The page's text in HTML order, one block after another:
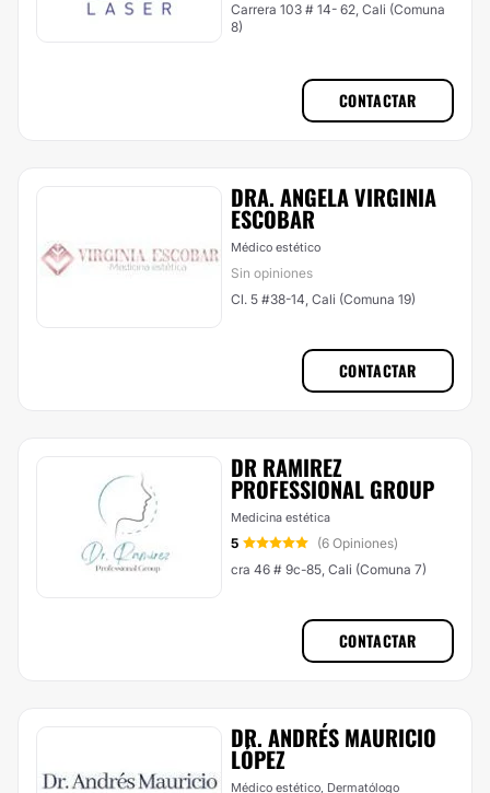
Carrera 103 # 14- 62, Cali (Comuna
8)
CONTACTAR
DRA. ANGELA VIRGINIA
ESCOBAR
Médico estético
Sin opiniones
Cl. 5 #38-14, Cali (Comuna 19)
CONTACTAR
DR RAMIREZ
PROFESSIONAL GROUP
Medicina estética
5
(6 Opiniones)
cra 46 # 9c-85, Cali (Comuna 7)
CONTACTAR
DR. ANDRÉS MAURICIO
LÓPEZ
Médico estético, Dermatólogo